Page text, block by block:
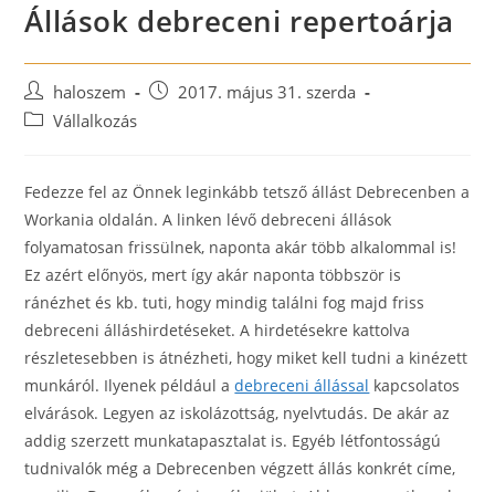
Állások debreceni repertoárja
Post
author:
haloszem
Post2017. május 31. szerda
PostVállalkozás
Fedezze fel az Önnek leginkább tetsző állást Debrecenben a
Workania oldalán. A linken lévő debreceni állások
folyamatosan frissülnek, naponta akár több alkalommal is!
Ez azért előnyös, mert így akár naponta többször is
ránézhet és kb. tuti, hogy mindig találni fog majd friss
debreceni álláshirdetéseket. A hirdetésekre kattolva
részletesebben is átnézheti, hogy miket kell tudni a kinézett
munkáról. Ilyenek például adebreceni állással kapcsolatos
elvárások. Legyen az iskolázottság, nyelvtudás. De akár az
addig szerzett munkatapasztalat is. Egyéb létfontosságú
tudnivalók még a Debrecenben végzett állás konkrét címe,